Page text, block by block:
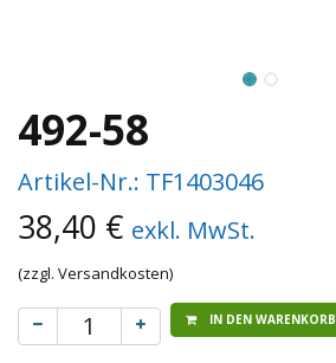
492-58
Artikel-Nr.: TF1403046
38,40 € exkl. MwSt.
(zzgl. Versandkosten)
IN DEN WARENKORB